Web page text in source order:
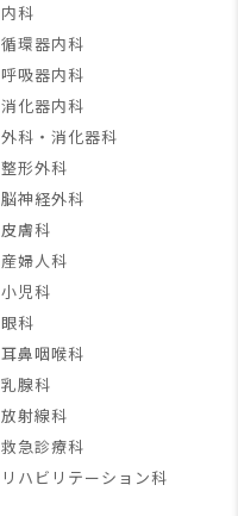
内科
循環器内科
呼吸器内科
消化器内科
外科・消化器科
整形外科
脳神経外科
皮膚科
産婦人科
小児科
眼科
耳鼻咽喉科
乳腺科
放射線科
救急診療科
リハビリテーション科